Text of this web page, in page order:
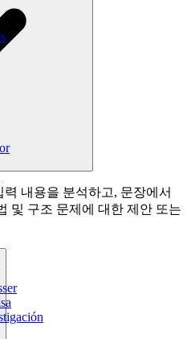
내용을 분석하고, 문장에서
및 구조 문제에 대한 제안 또는